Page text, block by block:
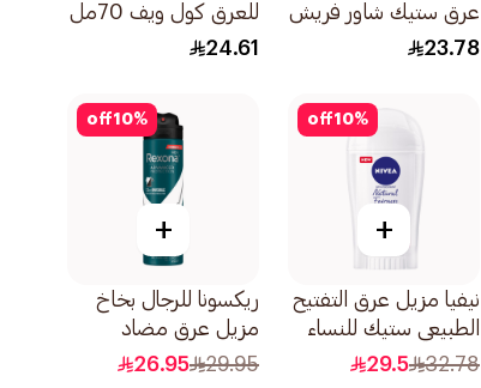
عرق ستيك شاور فريش
40جرام
23.78
للعرق كول ويف 70مل
24.61
10%
off
+
نيفيا مزيل عرق التفتيح
الطبيعي ستيك للنساء
40مل
32.78
29.5
10%
off
+
ريكسونا للرجال بخاخ
مزيل عرق مضاد
للبكتيريا غير مرئي
29.95
26.95